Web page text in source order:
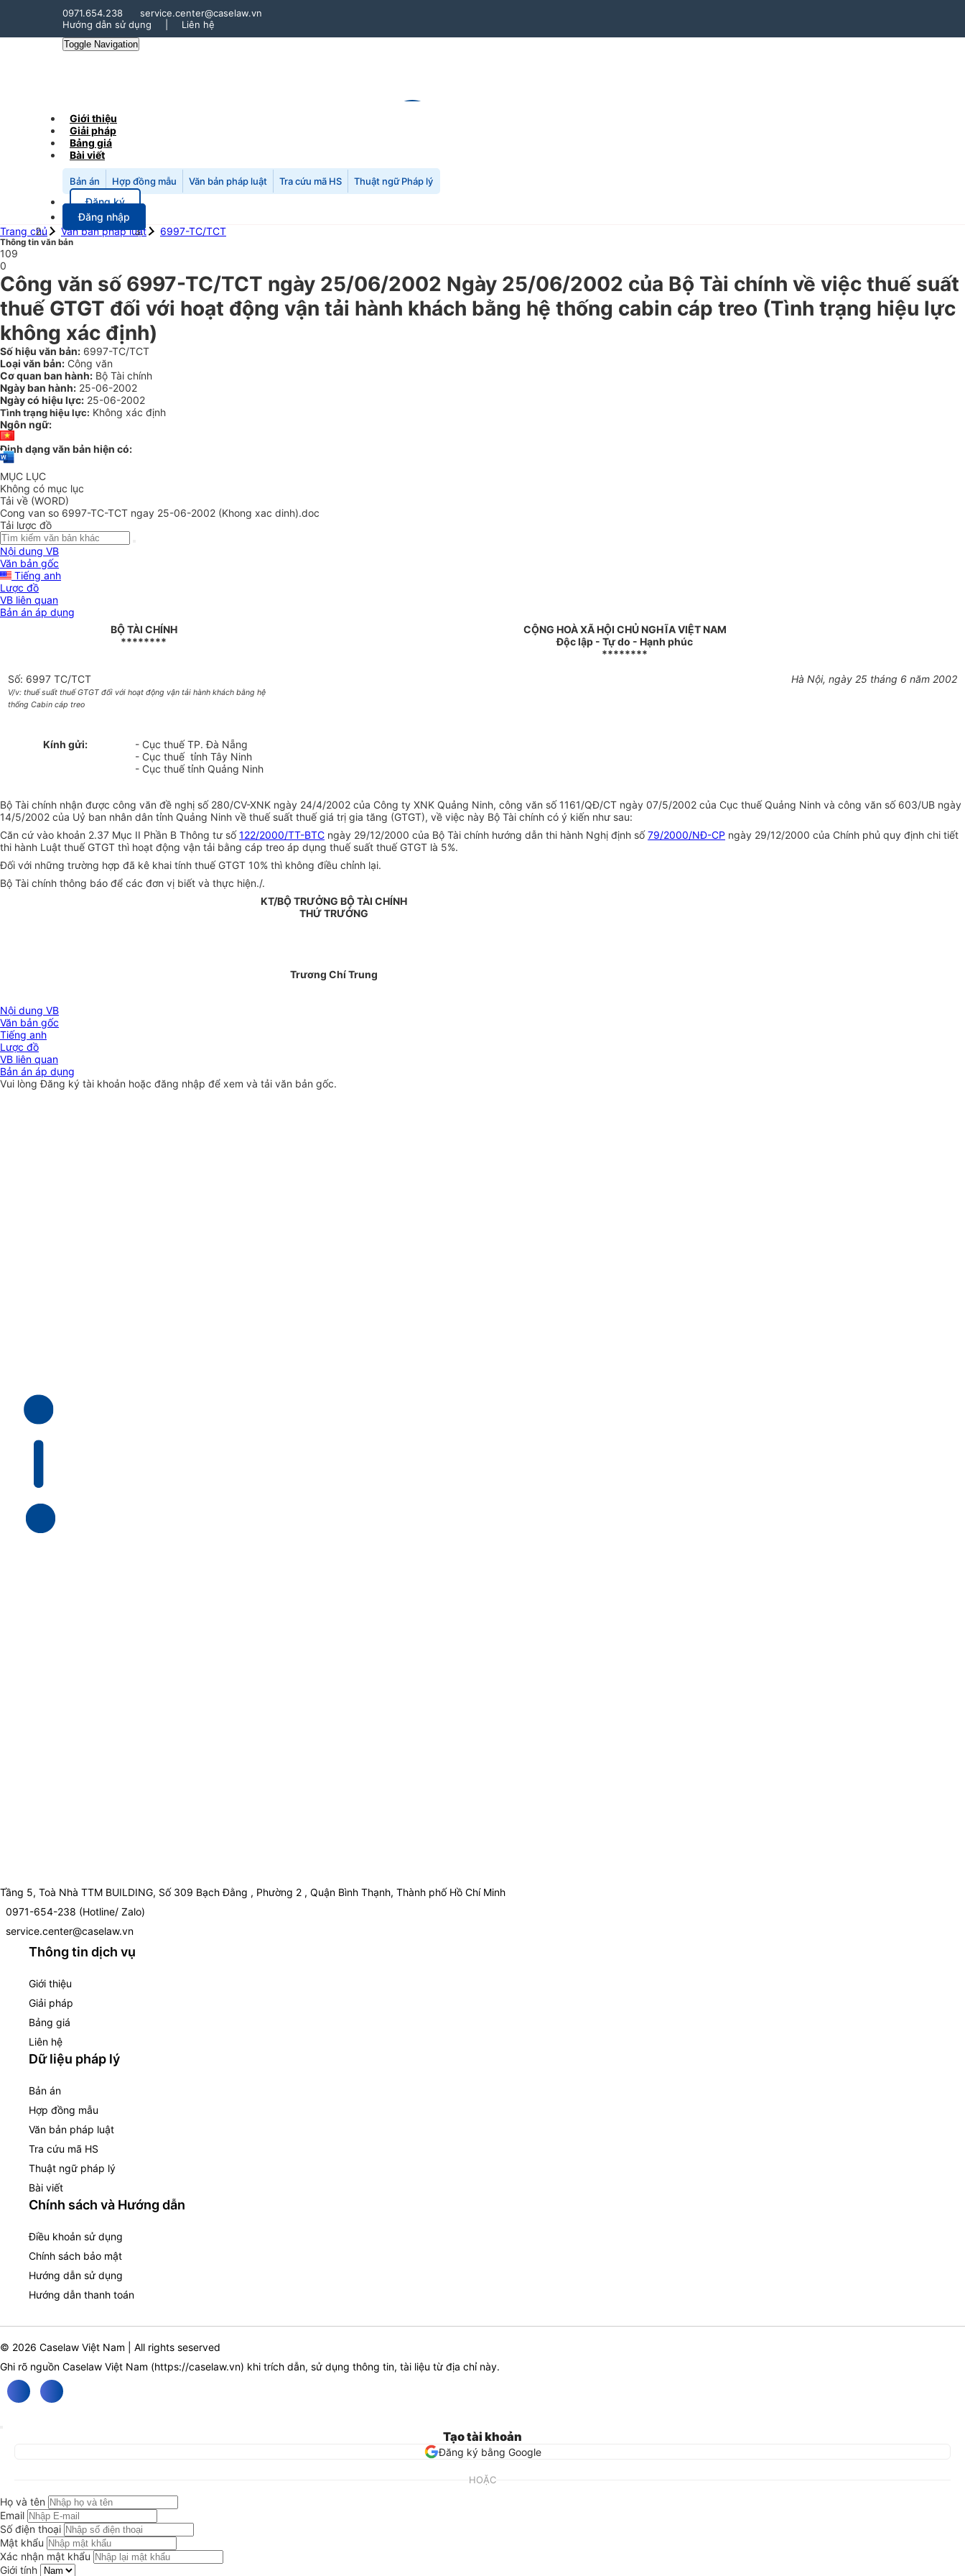
0971.654.238
service.center@caselaw.vn
Hướng dẫn sử dụng
Liên hệ
Toggle Navigation
Giới thiệu
Giải pháp
Bảng giá
Bài viết
Bản án Hợp đồng mẫu Văn bản pháp luật Tra cứu mã HS Thuật ngữ Pháp lý
Đăng ký
Đăng nhập
Trang chủ
Văn bản pháp luật 6997-TC/TCT
Thông tin văn bản
109
0
Công văn số 6997-TC/TCT ngày 25/06/2002 Ngày 25/06/2002 của Bộ Tài chính về việc thuế suất
thuế GTGT đối với hoạt động vận tải hành khách bằng hệ thống cabin cáp treo (Tình trạng hiệu lực
không xác định)
Số hiệu văn bản: 6997-TC/TCT
Loại văn bản: Công văn
Cơ quan ban hành: Bộ Tài chính
Ngày ban hành: 25-06-2002
Ngày có hiệu lực: 25-06-2002
Tình trạng hiệu lực: Không xác định
Ngôn ngữ:
Định dạng văn bản hiện có:
MỤC LỤC
Không có mục lục
Tải về (WORD)
Cong van so 6997-TC-TCT ngay 25-06-2002 (Khong xac dinh).doc
Tải lược đồ
Nội dung VB
Văn bản gốc
Tiếng anh
Lược đồ
VB liên quan
Bản án áp dụng
BỘ TÀI CHÍNH
********
CỘNG HOÀ XÃ HỘI CHỦ NGHĨA VIỆT NAM
Độc lập - Tự do - Hạnh phúc
********
Số: 6997 TC/TCT
V/v: thuế suất thuế GTGT đối với hoạt động vận tải hành khách bằng hệ
thống Cabin cáp treo
Hà Nội, ngày 25 tháng 6 năm 2002
Kính gửi:
- Cục thuế TP. Đà Nẵng
- Cục thuế tỉnh Tây Ninh
- Cục thuế tỉnh Quảng Ninh
Bộ Tài chính nhận được công văn đề nghị số 280/CV-XNK ngày 24/4/2002 của Công ty XNK Quảng Ninh, công văn số 1161/QĐ/CT ngày 07/5/2002 của Cục thuế Quảng Ninh và công văn số 603/UB ngày
14/5/2002 của Uỷ ban nhân dân tỉnh Quảng Ninh về thuế suất thuế giá trị gia tăng (GTGT), về việc này Bộ Tài chính có ý kiến như sau:
Căn cứ vào khoản 2.37 Mục II Phần B Thông tư số122/2000/TT-BTC ngày 29/12/2000 của Bộ Tài chính hướng dẫn thi hành Nghị định số79/2000/NĐ-CP ngày 29/12/2000 của Chính phủ quy định chi tiết
thi hành Luật thuế GTGT thì hoạt động vận tải bằng cáp treo áp dụng thuế suất thuế GTGT là 5%.
Đối với những trường hợp đã kê khai tính thuế GTGT 10% thì không điều chỉnh lại.
Bộ Tài chính thông báo để các đơn vị biết và thực hiện./.
KT/BỘ TRƯỞNG BỘ TÀI CHÍNH
THỨ TRƯỞNG
Trương Chí Trung
Nội dung VB
Văn bản gốc
Tiếng anh
Lược đồ
VB liên quan
Bản án áp dụng
Vui lòngĐăng ký tài khoản hoặc đăng nhập để xem và tải văn bản gốc.
Tầng 5, Toà Nhà TTM BUILDING, Số 309 Bạch Đằng , Phường 2 , Quận Bình Thạnh, Thành phố Hồ Chí Minh
0971-654-238 (Hotline/ Zalo)
service.center@caselaw.vn
Thông tin dịch vụ
Giới thiệu
Giải pháp
Bảng giá
Liên hệ
Dữ liệu pháp lý
Bản án
Hợp đồng mẫu
Văn bản pháp luật
Tra cứu mã HS
Thuật ngữ pháp lý
Bài viết
Chính sách và Hướng dẫn
Điều khoản sử dụng
Chính sách bảo mật
Hướng dẫn sử dụng
Hướng dẫn thanh toán
© 2026 Caselaw Việt Nam | All rights seserved
Ghi rõ nguồn Caselaw Việt Nam (https://caselaw.vn) khi trích dẫn, sử dụng thông tin, tài liệu từ địa chỉ này.
Tạo tài khoản
Đăng ký bằng Google
HOẶC
Họ và tên
Email
Số điện thoại
Mật khẩu
Xác nhận mật khẩu
Giới tính